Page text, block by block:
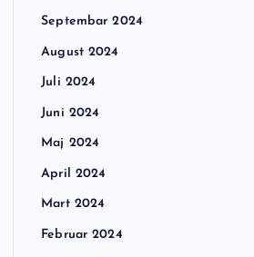
Septembar 2024
August 2024
Juli 2024
Juni 2024
Maj 2024
April 2024
Mart 2024
Februar 2024